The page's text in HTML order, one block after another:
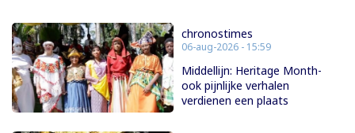
chronostimes
06-aug-2026 - 15:59
Middellijn: Heritage Month-
ook pijnlijke verhalen
verdienen een plaats